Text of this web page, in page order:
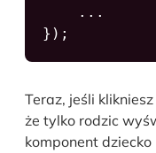
    ...
});
Teraz, jeśli
że tylko rodzic
komponent dziecko